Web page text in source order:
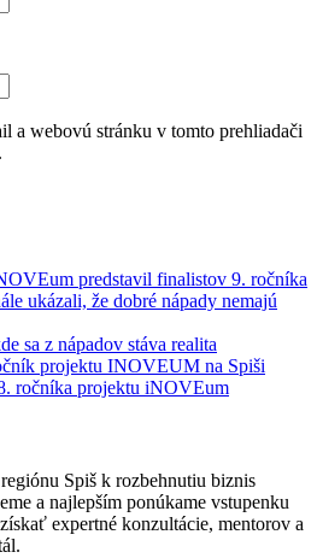
a webovú stránku v tomto prehliadači
predstavil finalistov 9. ročníka
ukázali, že dobré nápady nemajú
sa z nápadov stáva realita
projektu INOVEUM na Spiši
ročníka projektu iNOVEum
Spiš k rozbehnutiu biznis
a najlepším ponúkame vstupenku
expertné konzultácie, mentorov a